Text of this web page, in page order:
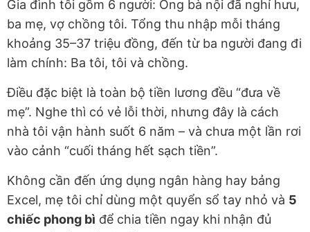
Gia đình tôi gồm 6 người: Ông bà nội đã nghỉ hưu,
ba mẹ, vợ chồng tôi. Tổng thu nhập mỗi tháng
khoảng 35–37 triệu đồng, đến từ ba người đang đi
làm chính: Ba tôi, tôi và chồng.
Điều đặc biệt là toàn bộ tiền lương đều “đưa về
mẹ”. Nghe thì có vẻ lỗi thời, nhưng đây là cách
nhà tôi vận hành suốt 6 năm – và chưa một lần rơi
vào cảnh “cuối tháng hết sạch tiền”.
Không cần đến ứng dụng ngân hàng hay bảng
Excel, mẹ tôi chỉ dùng một quyển sổ tay nhỏ và 5
chiếc phong bì để chia tiền ngay khi nhận đủ